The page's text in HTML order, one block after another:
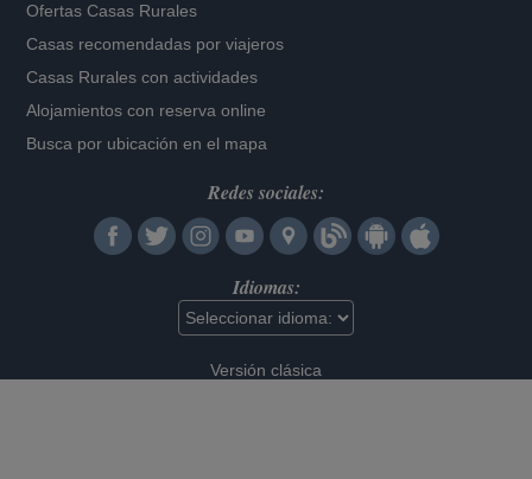
Ofertas Casas Rurales
Casas recomendadas por viajeros
Casas Rurales con actividades
Alojamientos con reserva online
Busca por ubicación en el mapa
Redes sociales:
Idiomas:
Versión clásica